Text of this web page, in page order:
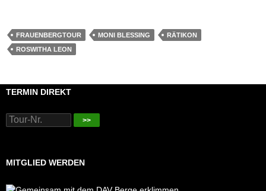
FRAUENBERGTOUR MONI BLESSING
RÄTIKON
ROSWITHA LEON
TERMIN DIREKT
>>
MITGLIED WERDEN